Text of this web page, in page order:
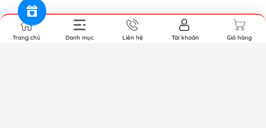
Trang chủ Danh mục Liên hệ Tài khoản Giỏ hàng